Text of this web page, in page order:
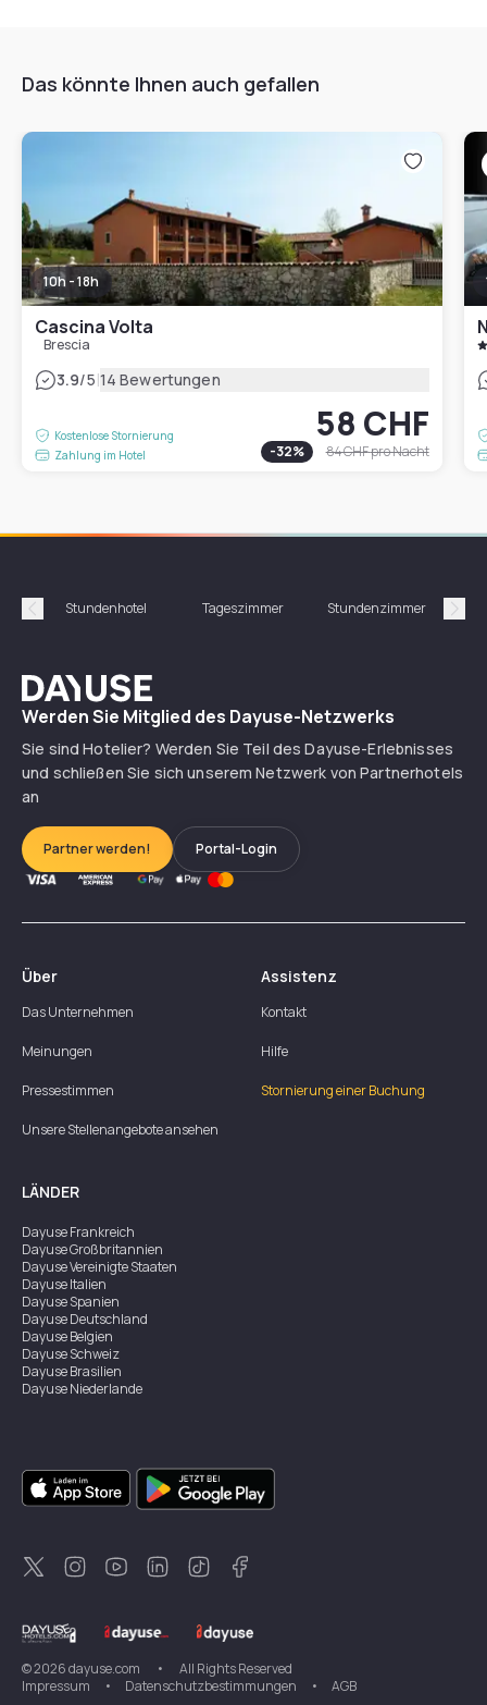
Das könnte Ihnen auch gefallen
10h - 18h
Cascina Volta
Brescia
3.9/5|14 Bewertungen
Kostenlose Stornierung
Zahlung im Hotel
58 CHF
-32% 84 CHFpro Nacht
Précédent
Stundenhotel Tageszimmer Stundenzimmer
Dayuse
Werden Sie Mitglied des Dayuse-Netzwerks
Sie sind Hotelier? Werden Sie Teil des Dayuse-Erlebnisses
und schließen Sie sich unserem Netzwerk von Partnerhotels
an
Partner werden! Portal-Login
Über
Das Unternehmen
Meinungen
Pressestimmen
Unsere Stellenangebote ansehen
Assistenz
Kontakt
Hilfe
Stornierung einer Buchung
LÄNDER
DayuseFrankreich
DayuseGroßbritannien
DayuseVereinigte Staaten
DayuseItalien
DayuseSpanien
DayuseDeutschland
DayuseBelgien
DayuseSchweiz
DayuseBrasilien
DayuseNiederlande
DayuseKanada
DayuseSingapur
DayuseZweden
DayuseKorea
DayuseNeuseeland
©2026dayuse.com •
All Rights Reserved
Impressum
• Datenschutzbestimmungen • AGB